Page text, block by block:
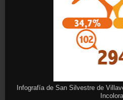
Infografía de San Silvestre de
Incolora